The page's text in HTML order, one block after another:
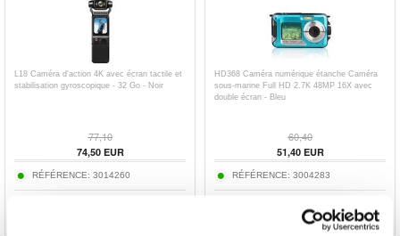
L18 Caméra d'action 4K avec écran tactile et
stabilisation gyroscopique - 32 Go - Noir
77,10
74,50EUR
RÉFÉRENCE: 3014260
HD368 Caméra numérique étanche Caméra
sous-marine Full HD 2.7K 48MP 16X avec
double écran - Bleu
60,40
51,40EUR
RÉFÉRENCE: 3004283